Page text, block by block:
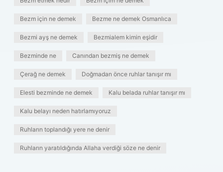
Bezm için ne demek Bezme ne demek Osmanlıca
Bezmi ayş ne demek Bezmialem kimin eşidir
Bezminde ne Canından bezmiş ne demek
Çerağ ne demek Doğmadan önce ruhlar tanışır mı
Elesti bezminde ne demek Kalu belada ruhlar tanışır mı
Kalu belayı neden hatırlamıyoruz
Ruhların toplandığı yere ne denir
Ruhların yaratıldığında Allaha verdiği söze ne denir